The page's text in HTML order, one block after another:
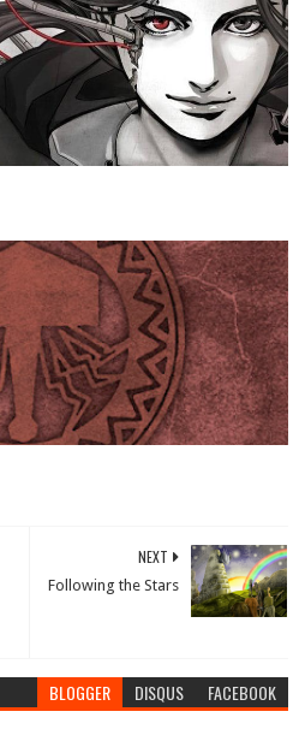
NEXT
Following the Stars
BLOGGER DISQUS FACEBOOK